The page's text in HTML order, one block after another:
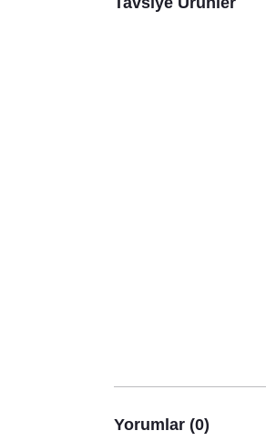
Yorumlar (0)